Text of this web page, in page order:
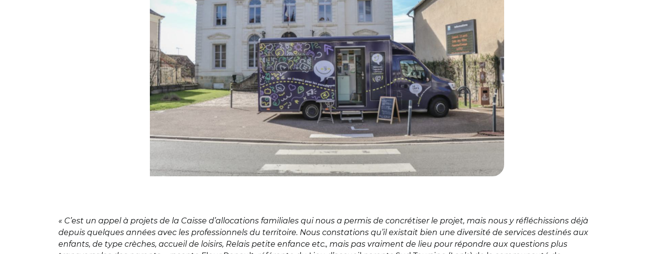
« C’est un appel à projets de la Caisse d’allocations familiales qui nous a permis de concrétiser le projet, mais nous y réfléchissions déjà
depuis quelques années avec les professionnels du territoire. Nous constations qu’il existait bien une diversité de services destinés aux
enfants, de type crèches, accueil de loisirs, Relais petite enfance etc., mais pas vraiment de lieu pour répondre aux questions plus